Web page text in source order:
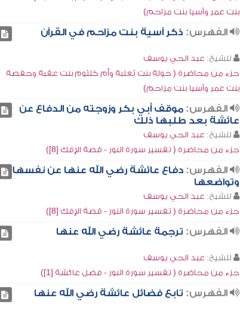
بنت عمر وآسيا بنت مزاحم)
الفهرس: ذكر آسية بنت مزاحم في القرآن
للشيخ: عبد الحي يوسف
جزء من محاضرة ( خولة بنت ثعلبة وأم كلثوم بنت عقبة وحفصة
بنت عمر وآسيا بنت مزاحم)
الفهرس: موقف أبي بكر وزوجته من الدفاع عن
عائشة بعد طلبها ذلك
للشيخ: عبد الحي يوسف
جزء من محاضرة ( تفسير سورة النور - قصة الإفك [8])
الفهرس: دفاع عائشة رضي الله عنها عن نفسها
وتواضعها
للشيخ: عبد الحي يوسف
جزء من محاضرة ( تفسير سورة النور - قصة الإفك [8])
الفهرس: ترجمة عائشة رضي الله عنها
للشيخ: عبد الحي يوسف
جزء من محاضرة ( تفسير سورة النور - فضل عائشة [1])
الفهرس: تابع فضائل عائشة رضي الله عنها